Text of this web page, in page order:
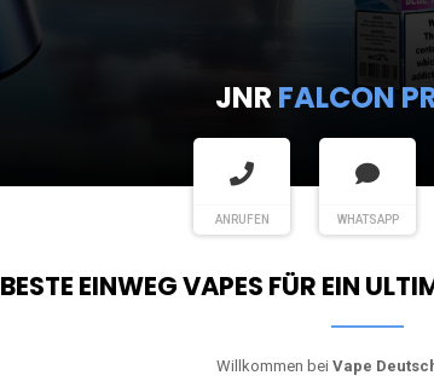
JNR FALCON
ANRUFEN WHATSAPP
BESTE EINWEG VAPES FÜR EIN
Willkommen bei Vape